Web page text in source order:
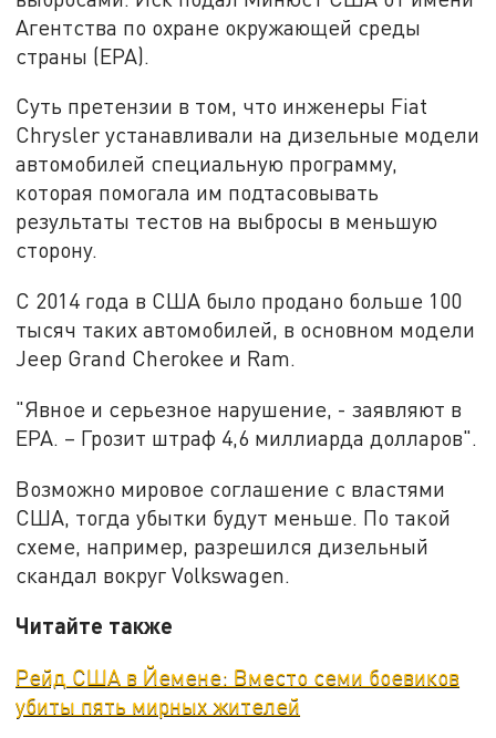
Агентства по охране окружающей среды
страны (EPA).
Суть претензии в том, что инженеры Fiat
Chrysler устанавливали на дизельные модели
автомобилей специальную программу,
которая помогала им подтасовывать
результаты тестов на выбросы в меньшую
сторону.
С 2014 года в США было продано больше 100
тысяч таких автомобилей, в основном модели
Jeep Grand Cherokee и Ram.
"Явное и серьезное нарушение, - заявляют в
EPA. – Грозит штраф 4,6 миллиарда долларов".
Возможно мировое соглашение с властями
США, тогда убытки будут меньше. По такой
схеме, например, разрешился дизельный
скандал вокруг Volkswagen.
Читайте также
Рейд США в Йемене: Вместо семи боевиков
убиты пять мирных жителей